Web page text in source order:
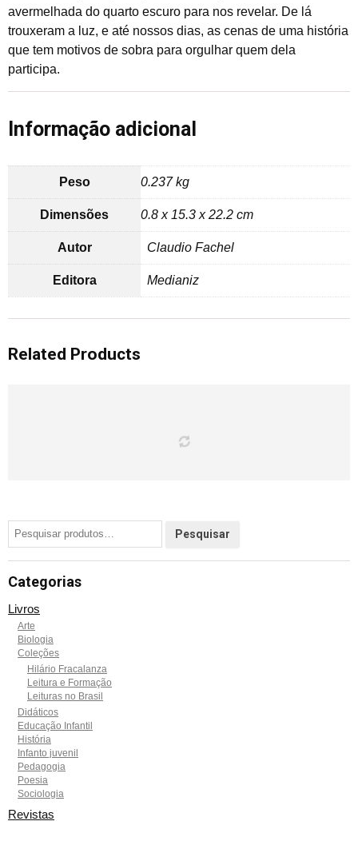
avermelhada do quarto escuro para nos revelar. De lá
trouxeram a luz, e até nossos dias, as cenas de uma história
que tem motivos de sobra para orgulhar quem dela
participa.
Informação adicional
Peso 0.237 kg
Dimensões 0.8 x 15.3 x 22.2 cm
Autor Claudio Fachel
Editora Medianiz
Related Products
Categorias
Livros
Arte
Biologia
Coleções
Hilário Fracalanza
Leitura e Formação
Leituras no Brasil
Didáticos
Educação Infantil
História
Infanto juvenil
Pedagogia
Poesia
Sociologia
Revistas